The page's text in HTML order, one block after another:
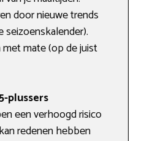
door nieuwe trends
seizoenskalender).
mate (op de juist
plussers
een verhoogd risico
redenen hebben